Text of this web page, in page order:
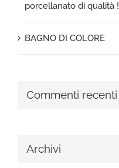
porcellanato di qualità !
BAGNO DI COLORE
Commenti recenti
Archivi